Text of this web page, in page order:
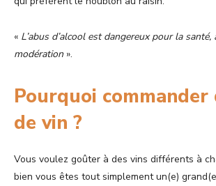
« L’abus d’alcool est dangereux pour la santé,
modération».
Pourquoi commander
de vin ?
Vous voulez goûter à des vins différents à
bien vous êtes tout simplement un(e)